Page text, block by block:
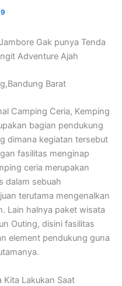
Gak punya Tenda
Adventure Ajah
Barat
Camping Ceria, Kemping
bagian pendukung
dimana kegiatan tersebut
fasilitas menginap
ceria merupakan
dalam sebuah
terutama mengenalkan
Lain halnya paket wisata
Outing, disini fasilitas
element pendukung guna
Kita Lakukan Saat